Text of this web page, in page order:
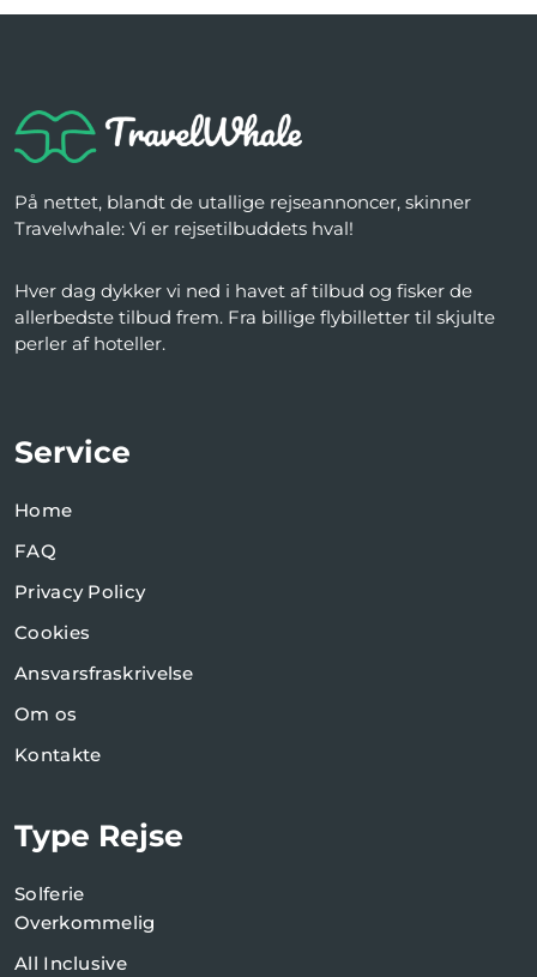
På nettet, blandt de utallige rejseannoncer, skinner
Travelwhale: Vi er rejsetilbuddets hval!
Hver dag dykker vi ned i havet af tilbud og fisker de
allerbedste tilbud frem. Fra billige flybilletter til skjulte
perler af hoteller.
Service
Home
FAQ
Privacy Policy
Cookies
Ansvarsfraskrivelse
Om os
Kontakte
Type Rejse
Solferie
Overkommelig
All Inclusive